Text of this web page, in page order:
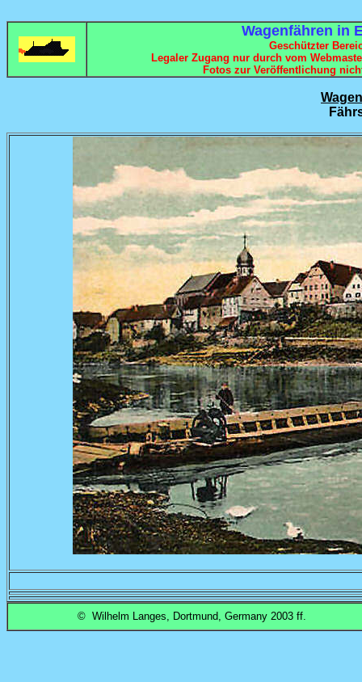
Wagenfähren in
Geschützter
Legaler Zugang nur durch vom
Fotos zur Veröffentlichung
© Wilhelm Langes, Dortmund, Germany 2003 ff.